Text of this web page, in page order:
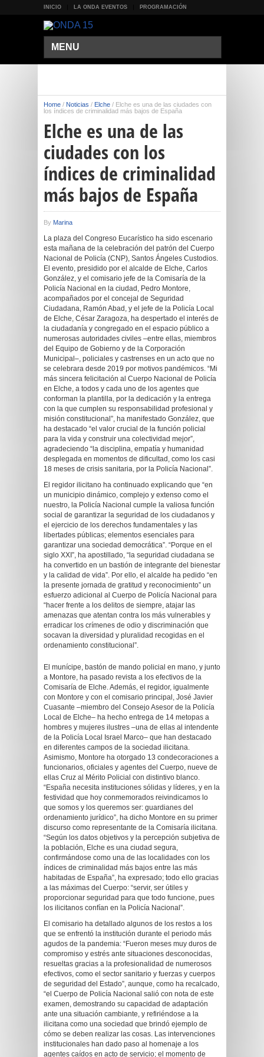
INICIO LA ONDA EVENTOS PROGRAMACIÓN
MENU
Home / Noticias / Elche / Elche es una de las ciudades con
los índices de criminalidad más bajos de España
Elche es una de las
ciudades con los
índices de criminalidad
más bajos de España
By Marina
La plaza del Congreso Eucarístico ha sido escenario
esta mañana de la celebración del patrón del Cuerpo
Nacional de Policía (CNP), Santos Ángeles Custodios.
El evento, presidido por el alcalde de Elche, Carlos
González, y el comisario jefe de la Comisaría de la
Policía Nacional en la ciudad, Pedro Montore,
acompañados por el concejal de Seguridad
Ciudadana, Ramón Abad, y el jefe de la Policía Local
de Elche, César Zaragoza, ha despertado el interés de
la ciudadanía y congregado en el espacio público a
numerosas autoridades civiles –entre ellas, miembros
del Equipo de Gobierno y de la Corporación
Municipal–, policiales y castrenses en un acto que no
se celebrara desde 2019 por motivos pandémicos. “Mi
más sincera felicitación al Cuerpo Nacional de Policía
en Elche, a todos y cada uno de los agentes que
conforman la plantilla, por la dedicación y la entrega
con la que cumplen su responsabilidad profesional y
misión constitucional”, ha manifestado González, que
ha destacado “el valor crucial de la función policial
para la vida y construir una colectividad mejor”,
agradeciendo “la disciplina, empatía y humanidad
desplegada en momentos de dificultad, como los casi
18 meses de crisis sanitaria, por la Policía Nacional”.
El regidor ilicitano ha continuado explicando que “en
un municipio dinámico, complejo y extenso como el
nuestro, la Policía Nacional cumple la valiosa función
social de garantizar la seguridad de los ciudadanos y
el ejercicio de los derechos fundamentales y las
libertades públicas; elementos esenciales para
garantizar una sociedad democrática”. “Porque en el
siglo XXI”, ha apostillado, “la seguridad ciudadana se
ha convertido en un bastión de integrante del bienestar
y la calidad de vida”. Por ello, el alcalde ha pedido “en
la presente jornada de gratitud y reconocimiento” un
esfuerzo adicional al Cuerpo de Policía Nacional para
“hacer frente a los delitos de siempre, atajar las
amenazas que atentan contra los más vulnerables y
erradicar los crímenes de odio y discriminación que
socavan la diversidad y pluralidad recogidas en el
ordenamiento constitucional”.
El munícipe, bastón de mando policial en mano, y junto
a Montore, ha pasado revista a los efectivos de la
Comisaría de Elche. Además, el regidor, igualmente
con Montore y con el comisario principal, José Javier
Cuasante –miembro del Consejo Asesor de la Policía
Local de Elche– ha hecho entrega de 14 metopas a
hombres y mujeres ilustres –una de ellas al intendente
de la Policía Local Israel Marco– que han destacado
en diferentes campos de la sociedad ilicitana.
Asimismo, Montore ha otorgado 13 condecoraciones a
funcionarios, oficiales y agentes del Cuerpo, nueve de
ellas Cruz al Mérito Policial con distintivo blanco.
“España necesita instituciones sólidas y líderes, y en la
festividad que hoy conmemorados reivindicamos lo
que somos y los queremos ser: guardianes del
ordenamiento jurídico”, ha dicho Montore en su primer
discurso como representante de la Comisaría ilicitana.
“Según los datos objetivos y la percepción subjetiva de
la población, Elche es una ciudad segura,
confirmándose como una de las localidades con los
índices de criminalidad más bajos entre las más
habitadas de España”, ha expresado; todo ello gracias
a las máximas del Cuerpo: “servir, ser útiles y
proporcionar seguridad para que todo funcione, pues
los ilicitanos confían en la Policía Nacional”.
El comisario ha detallado algunos de los restos a los
que se enfrentó la institución durante el periodo más
agudos de la pandemia: “Fueron meses muy duros de
compromiso y estrés ante situaciones desconocidas,
resueltas gracias a la profesionalidad de numerosos
efectivos, como el sector sanitario y fuerzas y cuerpos
de seguridad del Estado”, aunque, como ha recalcado,
“el Cuerpo de Policía Nacional salió con nota de este
examen, demostrando su capacidad de adaptación
ante una situación cambiante, y refiriéndose a la
ilicitana como una sociedad que brindó ejemplo de
cómo se deben realizar las cosas. Las intervenciones
institucionales han dado paso al homenaje a los
agentes caídos en acto de servicio; el momento de